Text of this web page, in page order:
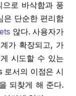
로 바삭함과 풍
은 단순한 편리함
않다. 사용자가
가 확장되고, 가
시도할 수 있는
서의 이점은 시
되찾게 해 준다.